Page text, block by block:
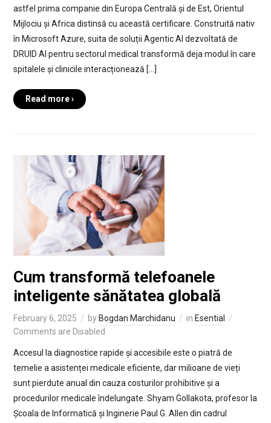
astfel prima companie din Europa Centrală și de Est, Orientul
Mijlociu și Africa distinsă cu această certificare. Construită nativ
în Microsoft Azure, suita de soluții Agentic AI dezvoltată de
DRUID AI pentru sectorul medical transformă deja modul în care
spitalele și clinicile interacționează […]
Read more ›
Cum transformă telefoanele
inteligente sănătatea globală
February 6, 2025 by Bogdan Marchidanu in Esential
Comments are Disabled
Accesul la diagnostice rapide și accesibile este o piatră de
temelie a asistenței medicale eficiente, dar milioane de vieți
sunt pierdute anual din cauza costurilor prohibitive și a
procedurilor medicale îndelungate. Shyam Gollakota, profesor la
Școala de Informatică și Inginerie Paul G. Allen din cadrul